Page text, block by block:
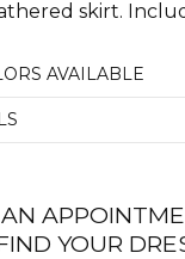
skirt.
AVAILABLE
YOUR